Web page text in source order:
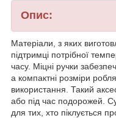
Опис:
Матеріали, з яких
підтримці потрібної
часу. Міцні ручки
а компактні розміри
використання. Такий
або під час подорожей.
для тих, хто піклується